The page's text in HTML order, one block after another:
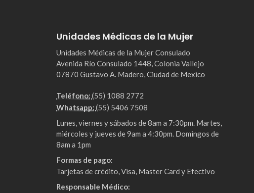
Unidades Médicas de la Mujer
Unidades Médicas de la Mujer Consulado
Avenida Río Consulado 1448, Colonia Vallejo
07870 Gustavo A. Madero, Ciudad de Mexico
Teléfono: (55) 1088 2772
Whatsapp: (55) 5406 7508
Lunes, viernes y sábados de 8am a 7:30pm. Martes,
miércoles y jueves de 9am a 4:30pm. Domingos de
8am a 1pm
Formas de pago:
Tarjetas de crédito, Visa, Master Card y Efectivo
Responsable Médico: